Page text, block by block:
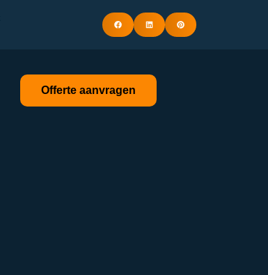
Offerte aanvragen